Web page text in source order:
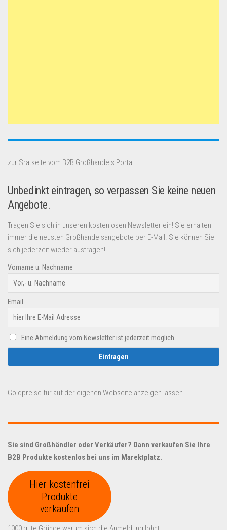
zur Sratseite vom B2B Großhandels Portal
Unbedinkt eintragen, so verpassen Sie keine neuen
Angebote.
Tragen Sie sich in unseren kostenlosen Newsletter ein! Sie erhalten
immer die neusten Großhandelsangebote per E-Mail. Sie können Sie
sich jederzeit wieder austragen!
Vorname u. Nachname
Email
Eine Abmeldung vom Newsletter ist jederzeit möglich.
Goldpreise für auf der eigenen Webseite anzeigen lassen.
Sie sind Großhändler oder Verkäufer? Dann verkaufen Sie Ihre
B2B Produkte kostenlos bei uns im Marektplatz.
Hier kostenfrei
Produkte
verkaufen